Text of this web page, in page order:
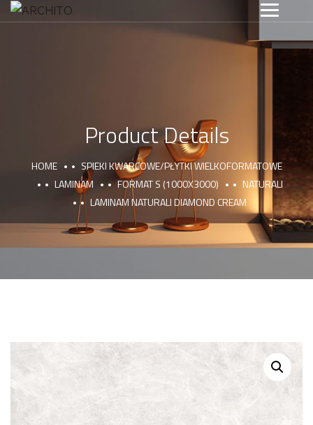
Product Details
HOME
SPIEKI KWARCOWE/PŁYTKI WIELKOFORMATOWE
LAMINAM
FORMAT S (1000X3000)
NATURALI
LAMINAM NATURALI DIAMOND CREAM